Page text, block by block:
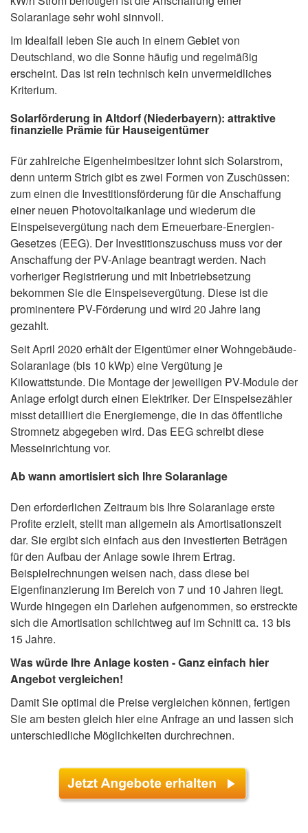
Solaranlage sehr wohl sinnvoll.
Im Idealfall leben Sie auch in einem Gebiet von
Deutschland, wo die Sonne häufig und regelmäßig
erscheint. Das ist rein technisch kein unvermeidliches
Kriterium.
Solarförderung in Altdorf (Niederbayern): attraktive
finanzielle Prämie für Hauseigentümer
Für zahlreiche Eigenheimbesitzer lohnt sich Solarstrom,
denn unterm Strich gibt es zwei Formen von Zuschüssen:
zum einen die Investitionsförderung für die Anschaffung
einer neuen Photovoltaikanlage und wiederum die
Einspeisevergütung nach dem Erneuerbare-Energien-
Gesetzes (EEG). Der Investitionszuschuss muss vor der
Anschaffung der PV-Anlage beantragt werden. Nach
vorheriger Registrierung und mit Inbetriebsetzung
bekommen Sie die Einspeisevergütung. Diese ist die
prominentere PV-Förderung und wird 20 Jahre lang
gezahlt.
Seit April 2020 erhält der Eigentümer einer Wohngebäude-
Solaranlage (bis 10 kWp) eine Vergütung je
Kilowattstunde. Die Montage der jeweiligen PV-Module der
Anlage erfolgt durch einen Elektriker. Der Einspeisezähler
misst detailliert die Energiemenge, die in das öffentliche
Stromnetz abgegeben wird. Das EEG schreibt diese
Messeinrichtung vor.
Ab wann amortisiert sich Ihre Solaranlage
Den erforderlichen Zeitraum bis Ihre Solaranlage erste
Profite erzielt, stellt man allgemein als Amortisationszeit
dar. Sie ergibt sich einfach aus den investierten Beträgen
für den Aufbau der Anlage sowie ihrem Ertrag.
Beispielrechnungen weisen nach, dass diese bei
Eigenfinanzierung im Bereich von 7 und 10 Jahren liegt.
Wurde hingegen ein Darlehen aufgenommen, so erstreckte
sich die Amortisation schlichtweg auf im Schnitt ca. 13 bis
15 Jahre.
Was würde Ihre Anlage kosten - Ganz einfach hier
Angebot vergleichen!
Damit Sie optimal die Preise vergleichen können, fertigen
Sie am besten gleich hier eine Anfrage an und lassen sich
unterschiedliche Möglichkeiten durchrechnen.